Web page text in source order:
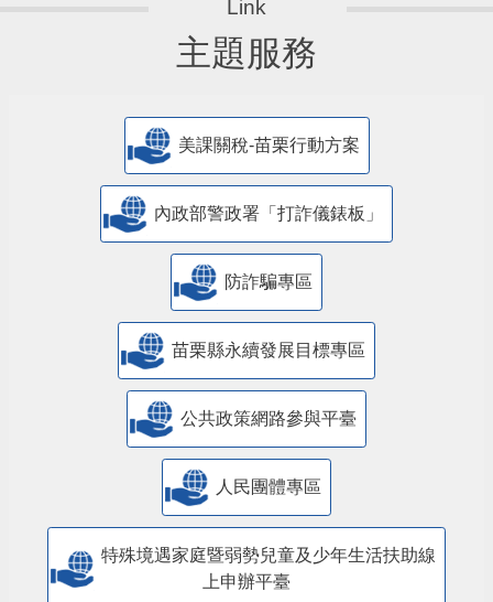
主題服務
美課關稅-苗栗行動方案
內政部警政署「打詐儀錶板」
防詐騙專區
苗栗縣永續發展目標專區
公共政策網路參與平臺
人民團體專區
特殊境遇家庭暨弱勢兒童及少年生活扶助線
上申辦平臺